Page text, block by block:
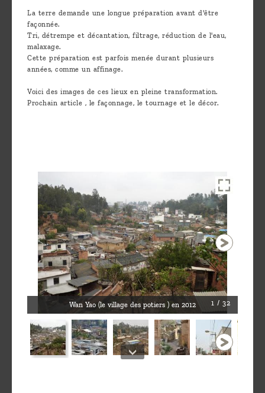
infuse
your
tea ?
Leave us
message
La terre demande une longue préparation avant d'être
façonnée.
Tri, détrempe et décantation, filtrage, réduction de l'eau,
malaxage.
Cette préparation est parfois menée durant plusieurs
années, comme un affinage.
Voici des images de ces lieux en pleine transformation.
Prochain article , le façonnage, le tournage et le décor.
Wan Yao (le village des potiers ) en 2012 1 / 32